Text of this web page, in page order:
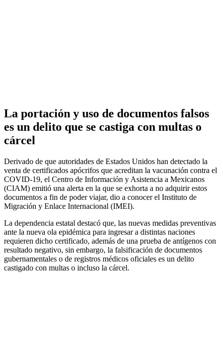
La portación y uso de documentos falsos
es un delito que se castiga con multas o
cárcel
Derivado de que autoridades de Estados Unidos han detectado la
venta de certificados apócrifos que acreditan la vacunación contra el
COVID-19, el Centro de Información y Asistencia a Mexicanos
(CIAM) emitió una alerta en la que se exhorta a no adquirir estos
documentos a fin de poder viajar, dio a conocer el Instituto de
Migración y Enlace Internacional (IMEI).
La dependencia estatal destacó que, las nuevas medidas preventivas
ante la nueva ola epidémica para ingresar a distintas naciones
requieren dicho certificado, además de una prueba de antígenos con
resultado negativo, sin embargo, la falsificación de documentos
gubernamentales o de registros médicos oficiales es un delito
castigado con multas o incluso la cárcel.